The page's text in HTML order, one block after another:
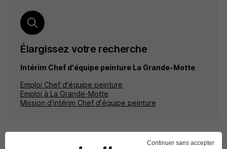
Élargissez votre recherche
Intérim Chef d'équipe peinture La Grande-Motte
Emploi Chef d'équipe peinture
Emploi à La Grande-Motte
Mission d'intérim Chef d'équipe peinture
Continuer sans accepter